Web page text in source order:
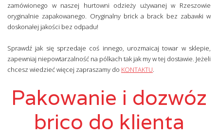
zamówionego w naszej hurtowni odzieży używanej w Rzeszowie
oryginalnie zapakowanego. Oryginalny brick a brack bez zabawki w
doskonałej jakości bez odpadu!
Sprawdź jak się sprzedaje coś innego, urozmaicaj towar w sklepie,
zapewniaj niepowtarzalność na pólkach tak jak my w tej dostawie. Jeżeli
chcesz wiedzieć więcej zapraszamy do KONTAKTU.
Pakowanie i dozwóz
brico do klienta